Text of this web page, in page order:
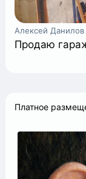
Алексей Данилов
Продаю
Платное